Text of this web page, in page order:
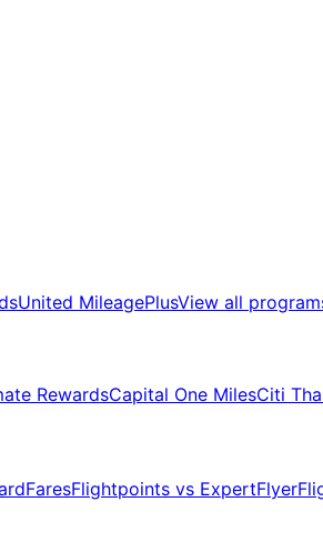
United MileagePlusView all
RewardsCapital One MilesCiti
Flightpoints vs ExpertFlyer